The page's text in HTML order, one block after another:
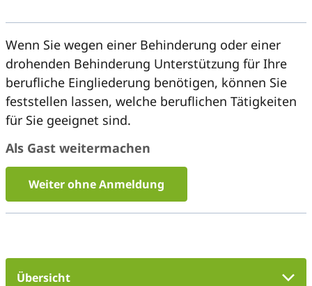
Wenn Sie wegen einer Behinderung oder einer
drohenden Behinderung Unterstützung für Ihre
berufliche Eingliederung benötigen, können Sie
feststellen lassen, welche beruflichen Tätigkeiten
für Sie geeignet sind.
Als Gast weitermachen
Weiter ohne Anmeldung
Übersicht